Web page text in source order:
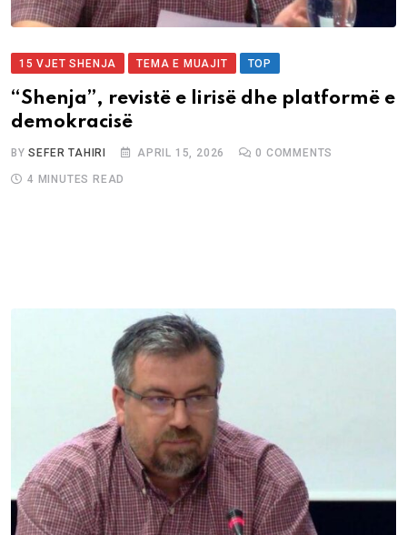
15 VJET SHENJA TEMA E MUAJIT TOP
“Shenja”, revistë e lirisë dhe platformë e
demokracisë
BYSEFER TAHIRI APRIL 15, 2026 0 COMMENTS
4 MINUTES READ